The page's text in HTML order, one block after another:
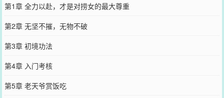
第1章 全力以赴，才是对捞女的最大尊重
第2章 无坚不摧，无物不破
第3章 初境功法
第4章 入门考核
第5章 老天爷赏饭吃